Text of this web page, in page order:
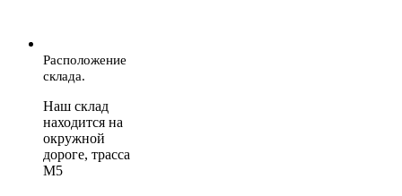
Расположение
склада.
Наш склад
находится на
окружной
дороге, трасса
М5